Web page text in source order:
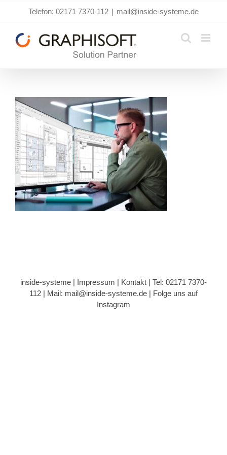
springen
Telefon: 02171 7370-112 | mail@inside-systeme.de
inside-systeme | Impressum | Kontakt | Tel: 02171 7370-
112 | Mail: mail@inside-systeme.de | Folge uns auf
Instagram